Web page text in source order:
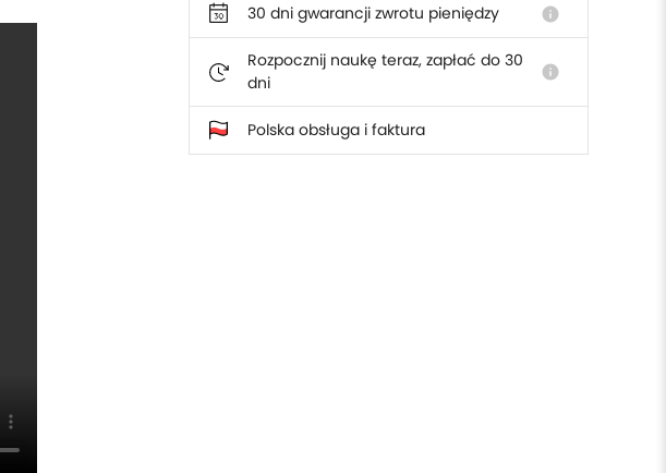
30 dni gwarancji zwrotu pieniędzy info
Rozpocznij naukę teraz, zapłać do 30
dni
info
Polska obsługa i faktura